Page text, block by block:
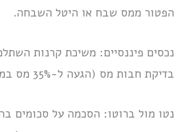
הפטור ממס שבח או היטל השבחה.
נכסים פיננסיים: משיכת קרנות
בדיקת חבות מס (הגעה ל-35% מס במשיכה לא כדין).
נטו מול ברוטו: הסכמה על סכומים